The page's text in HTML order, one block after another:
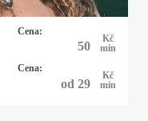
Cena:
50
Kč
min
Cena:
od 29
Kč
min